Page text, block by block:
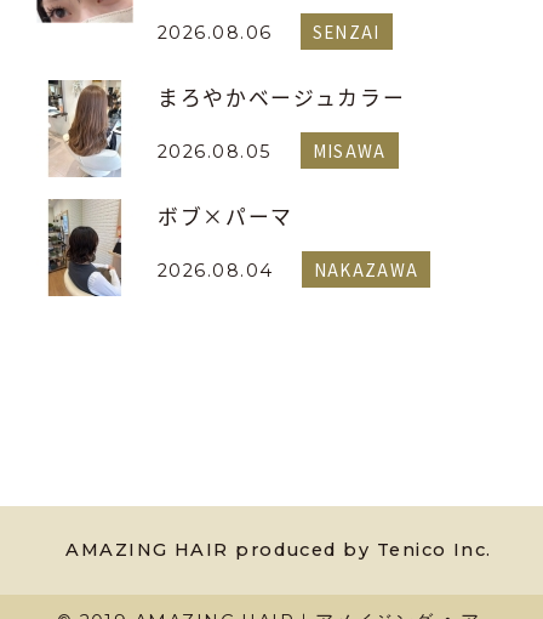
2026.08.06 SENZAI
まろやかベージュカラー
2026.08.05 MISAWA
ボブ×パーマ
2026.08.04 NAKAZAWA
AMAZING HAIR produced by Tenico Inc.